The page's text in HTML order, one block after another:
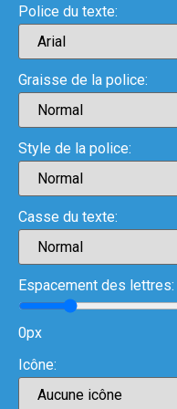
Police du texte:
Graisse de la police:
Style de la police:
Casse du texte:
Espacement des lettres:
0px
Icône: